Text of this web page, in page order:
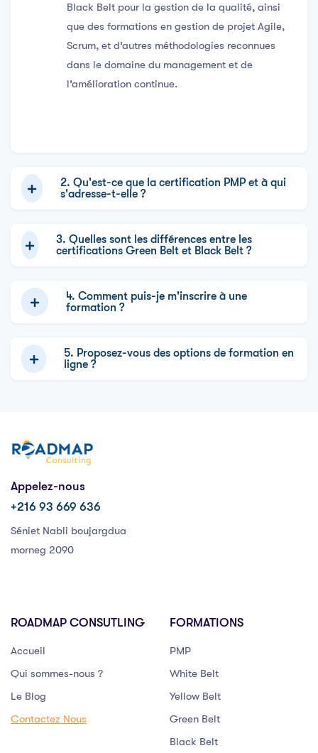
Black Belt pour la gestion de la qualité, ainsi
que des formations en gestion de projet Agile,
Scrum, et d’autres méthodologies reconnues
dans le domaine du management et de
l’amélioration continue.
2. Qu'est-ce que la certification PMP et à qui
s'adresse-t-elle ?
3. Quelles sont les différences entre les
certifications Green Belt et Black Belt ?
4. Comment puis-je m'inscrire à une
formation ?
5. Proposez-vous des options de formation en
ligne ?
Appelez-nous
+216 93 669 636
Séniet Nabli boujargdua
morneg 2090
ROADMAP CONSUTLING
Accueil
Qui sommes-nous ?
Le Blog
Contactez Nous
FORMATIONS
PMP
White Belt
Yellow Belt
Green Belt
Black Belt